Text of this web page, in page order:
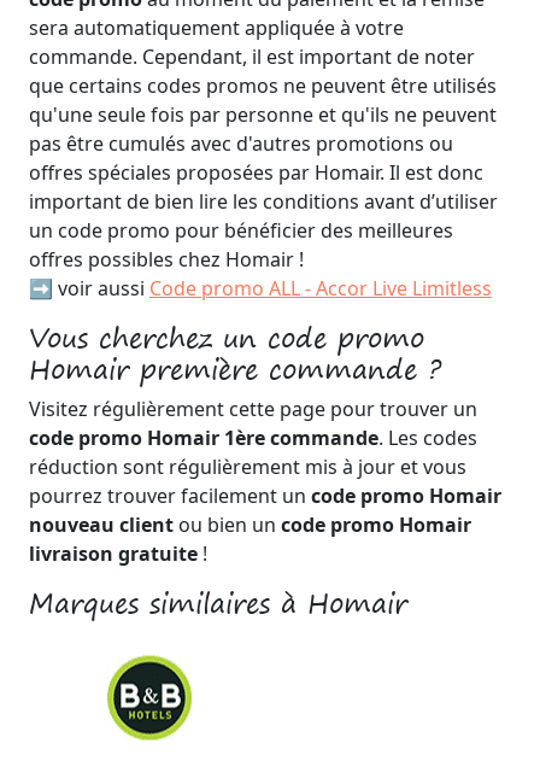
sera automatiquement appliquée à votre
commande. Cependant, il est important de noter
que certains codes promos ne peuvent être utilisés
qu'une seule fois par personne et qu'ils ne peuvent
pas être cumulés avec d'autres promotions ou
offres spéciales proposées par Homair. Il est donc
important de bien lire les conditions avant d’utiliser
un code promo pour bénéficier des meilleures
offres possibles chez Homair !
➡️ voir aussi Code promo ALL - Accor Live Limitless
Vous cherchez un code promo
Homair première commande ?
Visitez régulièrement cette page pour trouver un
code promo Homair 1ère commande. Les codes
réduction sont régulièrement mis à jour et vous
pourrez trouver facilement un code promo Homair
nouveau client ou bien un code promo Homair
livraison gratuite !
Marques similaires à Homair